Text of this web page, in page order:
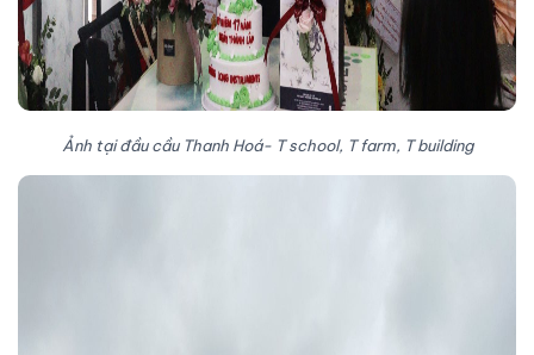
Ảnh tại đầu cầu Thanh Hoá- T school, T farm, T building